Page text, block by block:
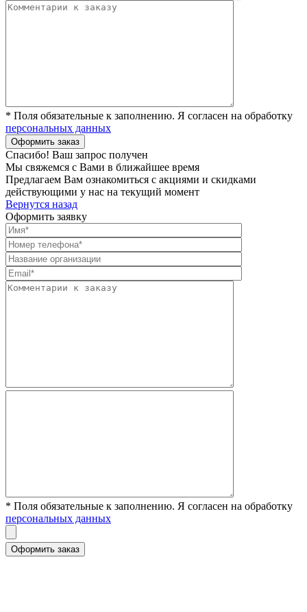
* Поля обязательные к заполнению. Я согласен на обработку
персональных данных
Спасибо! Ваш запрос получен
Мы свяжемся с Вами в ближайшее время
Предлагаем Вам ознакомиться с акциями и скидками
действующими у нас на текущий момент
Вернутся назад
Оформить заявку
* Поля обязательные к заполнению. Я согласен на обработку
персональных данных